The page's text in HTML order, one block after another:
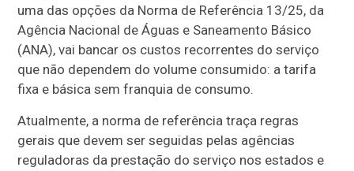
uma das opções da Norma de Referência 13/25, da
Agência Nacional de Águas e Saneamento Básico
(ANA), vai bancar os custos recorrentes do serviço
que não dependem do volume consumido: a tarifa
fixa e básica sem franquia de consumo.
Atualmente, a norma de referência traça regras
gerais que devem ser seguidas pelas agências
reguladoras da prestação do serviço nos estados e